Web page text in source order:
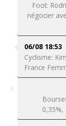
Foot:
négocier
06/08 18:53
Cyclisme:
France